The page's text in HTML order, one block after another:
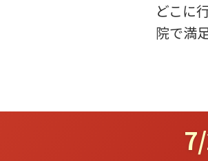
どこに
院で満